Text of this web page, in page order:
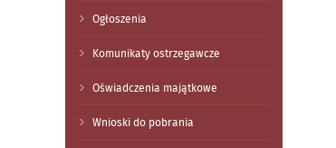
Ogłoszenia
Komunikaty ostrzegawcze
Oświadczenia majątkowe
Wnioski do pobrania